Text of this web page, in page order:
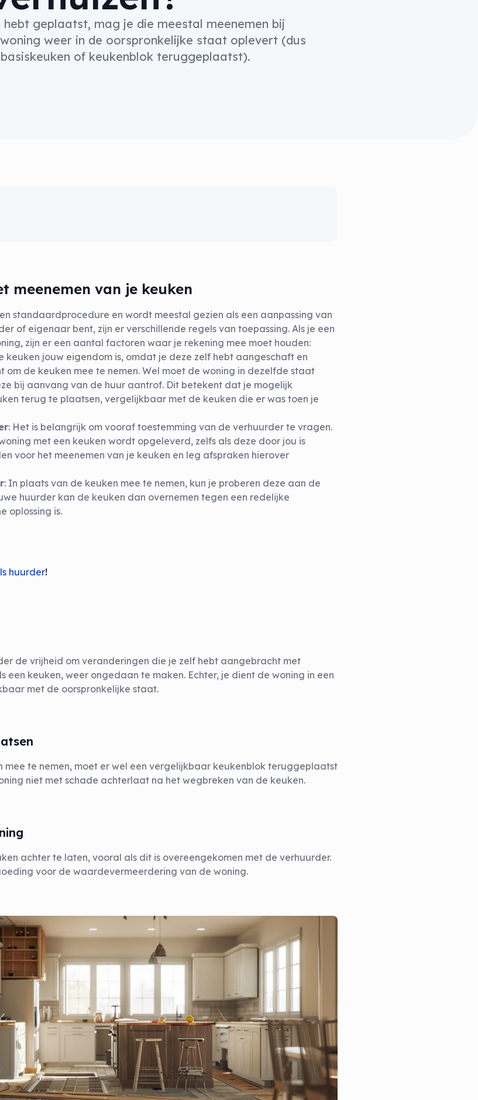
hebt geplaatst, mag je die meestal meenemen bij
weer in de oorspronkelijke staat oplevert (dus
of keukenblok teruggeplaatst).
meenemen van je keuken
standaardprocedure en wordt meestal gezien als een aanpassing van
of eigenaar bent, zijn er verschillende regels van toepassing. Als je een
zijn er een aantal factoren waar je rekening mee moet houden:
keuken jouw eigendom is, omdat je deze zelf hebt aangeschaft en
om de keuken mee te nemen. Wel moet de woning in dezelfde staat
bij aanvang van de huur aantrof. Dit betekent dat je mogelijk
terug te plaatsen, vergelijkbaar met de keuken die er was toen je
: Het is belangrijk om vooraf toestemming van de verhuurder te vragen.
met een keuken wordt opgeleverd, zelfs als deze door jou is
voor het meenemen van je keuken en leg afspraken hierover
: In plaats van de keuken mee te nemen, kun je proberen deze aan de
huurder kan de keuken dan overnemen tegen een redelijke
oplossing is.
huurder!
de vrijheid om veranderingen die je zelf hebt aangebracht met
een keuken, weer ongedaan te maken. Echter, je dient de woning in een
met de oorspronkelijke staat.
mee te nemen, moet er wel een vergelijkbaar keukenblok teruggeplaatst
niet met schade achterlaat na het wegbreken van de keuken.
achter te laten, vooral als dit is overeengekomen met de verhuurder.
voor de waardevermeerdering van de woning.